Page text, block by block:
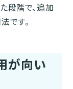
段階で、追加
です。
が向い